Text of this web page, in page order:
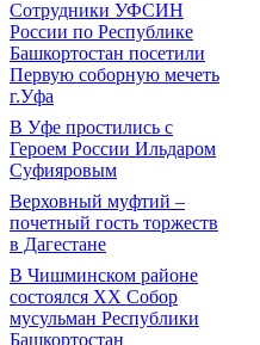
Сотрудники УФСИН
России по Республике
Башкортостан посетили
Первую соборную мечеть
г.Уфа
В Уфе простились с
Героем России Ильдаром
Суфияровым
Верховный муфтий –
почетный гость торжеств
в Дагестане
В Чишминском районе
состоялся XX Собор
мусульман Республики
Башкортостан